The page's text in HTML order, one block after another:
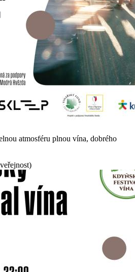
atmosféru plnou vína, dobrého